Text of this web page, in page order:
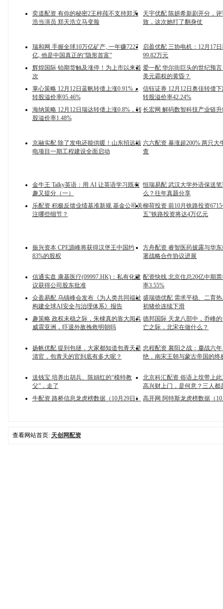
奕道配资 有你的秘密2王梓莼不支持郑天
浩当演员 郑天浩立马变脸
天宇优配 陈妍希新剧开分，
致，这次她打了翻身仗
瑞和网 手握全球10万亿矿产, 一年赚7227
亿, 他是中国真正的“隐形首富”
启盈优配 三协电机：12月17
99.82万元
辉煌国际 铂期货触及涨停！为上市以来首
次
爱一配 华尔街巨头的世纪预言
美元霸权的黄昏？
掌心策略 12月12日蓝帆转债上涨0.91%，
转股溢价率95.46%
信钰证券 12月12日奥佳转债
转股溢价率42.24%
海纳策略 12月12日瑞达转债上涨0.8%，转
股溢价率1.48%
长宏网 解码数智科技产业链
京融实配 除了发电还能供暖！山东招远核
电项目一期工程建设全面启动
六六配资 暴涨超200% 两只大
查
金牛王 Talky英语：用 AI 让英语学习既有
趣又提分（一）
恒瑞易配 武汉大学外语保送
么？往年真题分享
乐配资 积极反馈业绩基准新规 基金公司关
注哪些细节？
柳荷投资 前10月铁路投资
五”铁路投资将达4万亿元
振兴资本 CPE源峰将获得汉堡王中国约
83%的股权
方舟配资 睿智医药披露与华
署战略合作协议进展
信通实盘 康基医疗(09997.HK)：私有化建
议获得公司股东批准
配资快线 北京住总20亿中期
率3.55%
众盈易配 乌镇峰会发布《为人类共同福祉
构建全球AI安全与治理体系》报告
盛瑞德优配 需求平稳、二育
初猪价连续下滑
趣策略 政权未稳之际，朱棣真的靠大阅兵
威震亚洲，吓退外敌挽救明朝吗
德邦国际 天龙八部中，乔峰
亡之际，北宋在做什么？
扬帆优配 提到包拯，大家都知道包青天是
清官，包青天的官到底有多大呢？
忠程配资 襄阳之战：鏖战六
绝，南宋王朝与蒙古帝国的终
送钱宝 培养出胡兵、陈娟红的“模特教
父”，走了
北京科汇配资 俗语上坟带上
高兴财上门，是何意？三人都
牛配资 路桥信息龙虎榜数据（10月29日）
高开网 阿特斯龙虎榜数据（
查看网站首页: 天创网配资